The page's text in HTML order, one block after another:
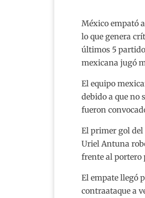
México empató
lo que genera
últimos 5
mexicana jugó
El equipo
debido a que no
fueron
El primer gol
Uriel Antuna
frente al portero
El empate llegó
contraataque a